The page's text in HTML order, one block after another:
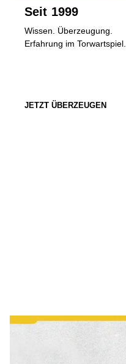
Seit 1999
Wissen. Überzeugung.
Erfahrung im Torwartspiel.
JETZT ÜBERZEUGEN